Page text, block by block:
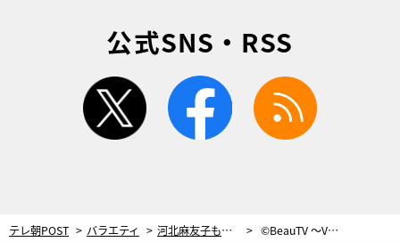
公式SNS・RSS
twitter facebook
テレ朝POST バラエティ 河北麻友子も絶賛！手芸用品を使って描く簡単おしゃれな「ドットアートネイル」 ©BeauTV ～VOCE